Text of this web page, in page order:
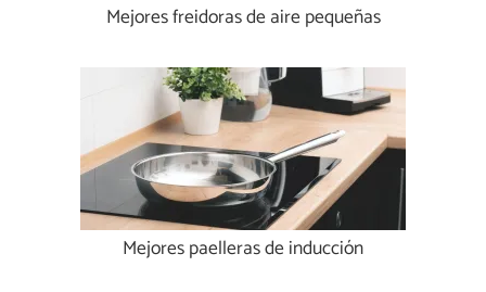
Mejores freidoras de aire pequeñas
Mejores paelleras de inducción